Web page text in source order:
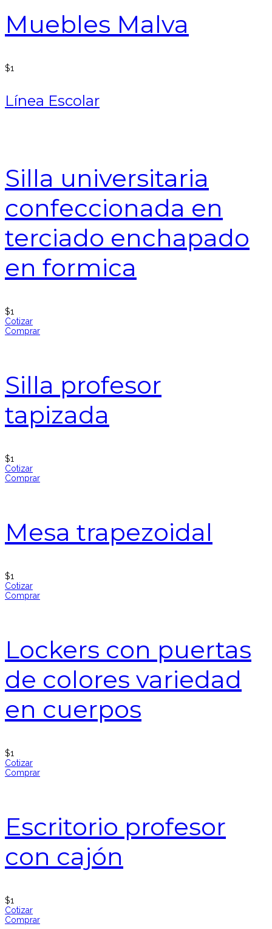
Muebles Malva
$1
Línea Escolar
Silla universitaria
confeccionada en
terciado enchapado
en formica
$1
Cotizar
Comprar
Silla profesor
tapizada
$1
Cotizar
Comprar
Mesa trapezoidal
$1
Cotizar
Comprar
Lockers con puertas
de colores variedad
en cuerpos
$1
Cotizar
Comprar
Escritorio profesor
con cajón
$1
Cotizar
Comprar